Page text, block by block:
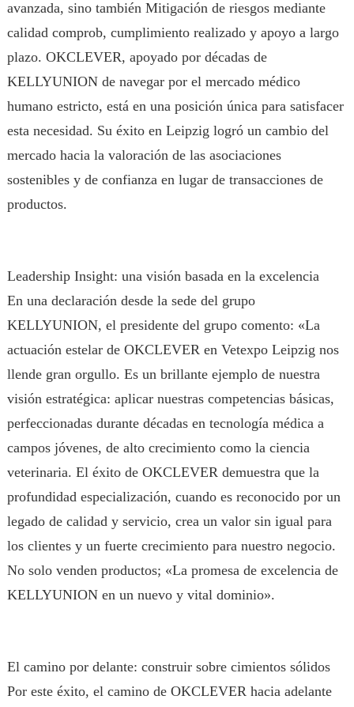
avanzada, sino también Mitigación de riesgos mediante
calidad comprob, cumplimiento realizado y apoyo a largo
plazo. OKCLEVER, apoyado por décadas de
KELLYUNION de navegar por el mercado médico
humano estricto, está en una posición única para satisfacer
esta necesidad. Su éxito en Leipzig logró un cambio del
mercado hacia la valoración de las asociaciones
sostenibles y de confianza en lugar de transacciones de
productos.
Leadership Insight: una visión basada en la excelencia
En una declaración desde la sede del grupo
KELLYUNION, el presidente del grupo comento: «La
actuación estelar de OKCLEVER en Vetexpo Leipzig nos
llende gran orgullo. Es un brillante ejemplo de nuestra
visión estratégica: aplicar nuestras competencias básicas,
perfeccionadas durante décadas en tecnología médica a
campos jóvenes, de alto crecimiento como la ciencia
veterinaria. El éxito de OKCLEVER demuestra que la
profundidad especialización, cuando es reconocido por un
legado de calidad y servicio, crea un valor sin igual para
los clientes y un fuerte crecimiento para nuestro negocio.
No solo venden productos; «La promesa de excelencia de
KELLYUNION en un nuevo y vital dominio».
El camino por delante: construir sobre cimientos sólidos
Por este éxito, el camino de OKCLEVER hacia adelante